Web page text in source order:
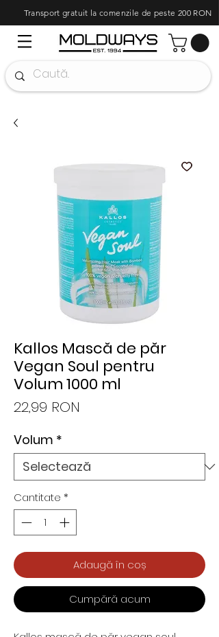
Transport gratuit la comenzile de peste 200 RON
Kallos Mască de păr
Vegan Soul pentru
Volum 1000 ml
22,99 RON
Volum *
Cantitate *
Adaugă în coș
Cumpără acum